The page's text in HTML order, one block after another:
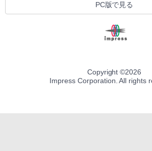
PC版で見る
Copyright ©2026
Impress Corporation. All rights